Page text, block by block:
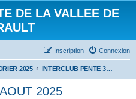
DE LA VALLEE DE
Connexion
Inscription
2025 INTERCLUB PENTE 31 AOUT 2025
2025